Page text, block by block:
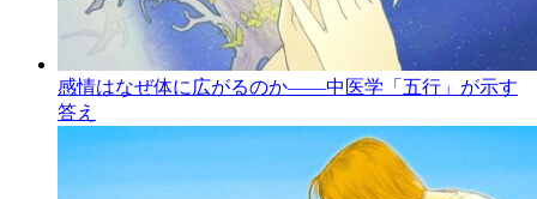
感情はなぜ体に広がるのか――中医学「五行」が示す
答え